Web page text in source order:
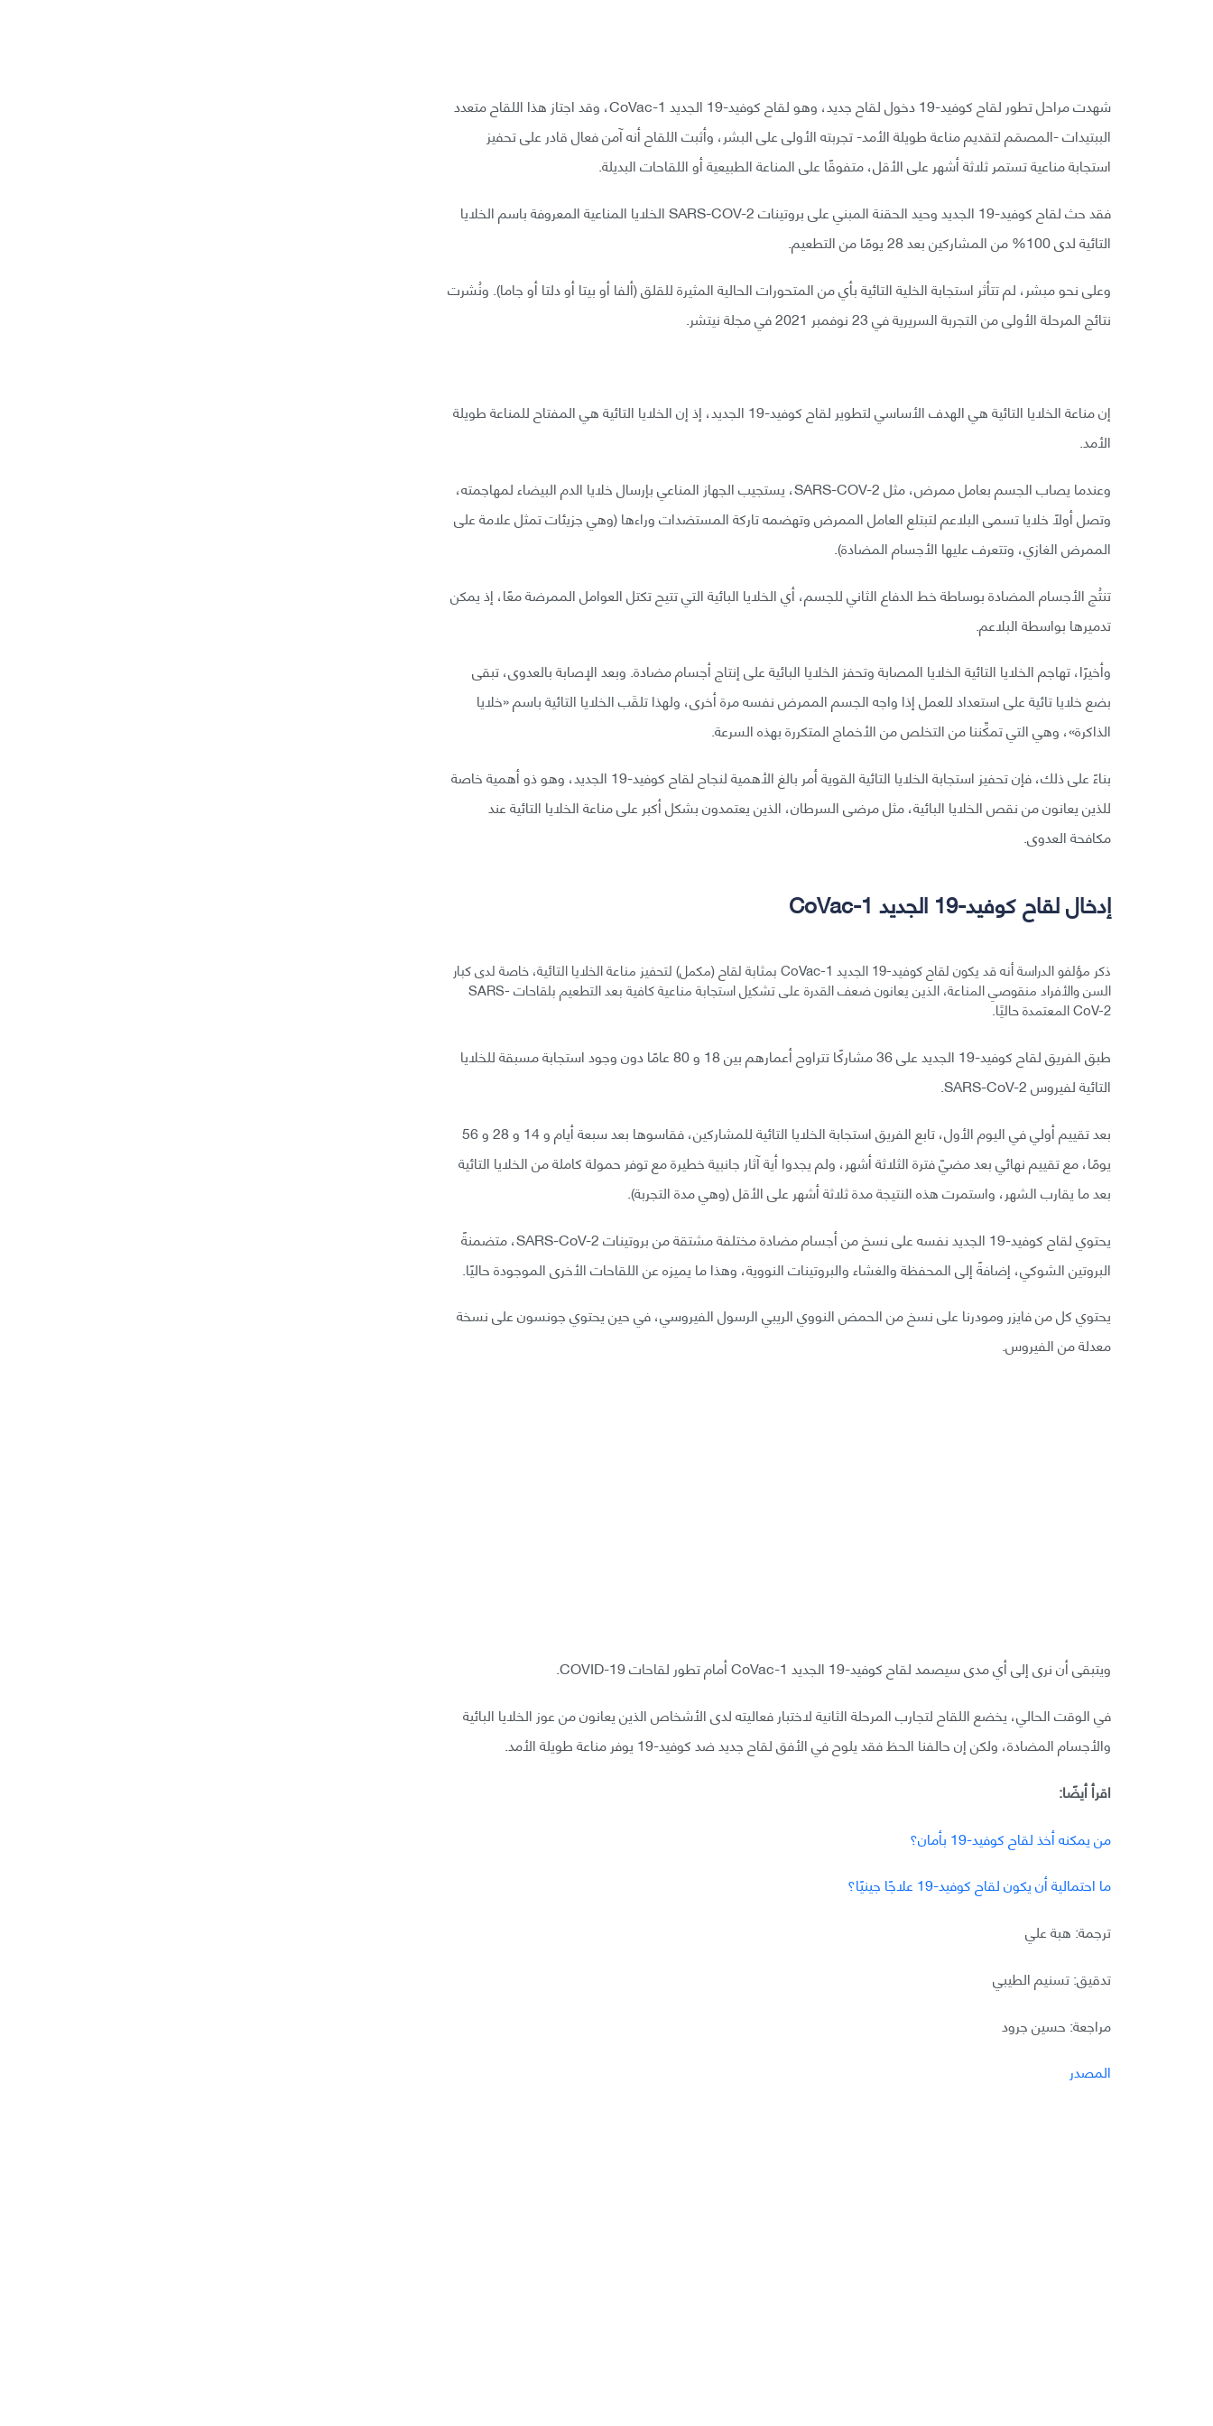
شهدت مراحل تطور لقاح كوفيد-19 دخول لقاح جديد، وهو لقاح كوفيد-19 الجديد CoVac-1، وقد اجتاز هذا اللقاح متعدد
الببتيدات -المصمَم لتقديم مناعة طويلة الأمد- تجربته الأولى على البشر، وأثبت اللقاح أنه آمن فعال قادر على تحفيز
استجابة مناعية تستمر ثلاثة أشهر على الأقل، متفوقًا على المناعة الطبيعية أو اللقاحات البديلة.
فقد حث لقاح كوفيد-19 الجديد وحيد الحقنة المبني على بروتينات SARS-COV-2 الخلايا المناعية المعروفة باسم الخلايا
التائية لدى 100% من المشاركين بعد 28 يومًا من التطعيم.
وعلى نحو مبشر، لم تتأثر استجابة الخلية التائية بأي من المتحورات الحالية المثيرة للقلق (ألفا أو بيتا أو دلتا أو جاما). ونُشرت
نتائج المرحلة الأولى من التجربة السريرية في 23 نوفمبر 2021 في مجلة نيتشر.
إن مناعة الخلايا التائية هي الهدف الأساسي لتطوير لقاح كوفيد-19 الجديد، إذ إن الخلايا التائية هي المفتاح للمناعة طويلة
الأمد.
وعندما يصاب الجسم بعامل ممرض، مثل SARS-COV-2، يستجيب الجهاز المناعي بإرسال خلايا الدم البيضاء لمهاجمته،
وتصل أولًا خلايا تسمى البلاعم لتبتلع العامل الممرض وتهضمه تاركة المستضدات وراءها (وهي جزيئات تمثل علامة على
الممرض الغازي، وتتعرف عليها الأجسام المضادة).
تنتُج الأجسام المضادة بوساطة خط الدفاع الثاني للجسم، أي الخلايا البائية التي تتيح تكتل العوامل الممرضة معًا، إذ يمكن
تدميرها بواسطة البلاعم.
وأخيرًا، تهاجم الخلايا التائية الخلايا المصابة وتحفز الخلايا البائية على إنتاج أجسام مضادة. وبعد الإصابة بالعدوى، تبقى
بضع خلايا تائية على استعداد للعمل إذا واجه الجسم الممرض نفسه مرة أخرى، ولهذا تلقَب الخلايا التائية باسم «خلايا
الذاكرة»، وهي التي تمكِّننا من التخلص من الأخماج المتكررة بهذه السرعة.
بناءً على ذلك، فإن تحفيز استجابة الخلايا التائية القوية أمر بالغ الأهمية لنجاح لقاح كوفيد-19 الجديد، وهو ذو أهمية خاصة
للذين يعانون من نقص الخلايا البائية، مثل مرضى السرطان، الذين يعتمدون بشكل أكبر على مناعة الخلايا التائية عند
مكافحة العدوى.
إدخال لقاح كوفيد-19 الجديد CoVac-1
ذكر مؤلفو الدراسة أنه قد يكون لقاح كوفيد-19 الجديد CoVac-1 بمثابة لقاح (مكمل) لتحفيز مناعة الخلايا التائية، خاصة لدى كبار
السن والأفراد منقوصي المناعة، الذين يعانون ضعف القدرة على تشكيل استجابة مناعية كافية بعد التطعيم بلقاحات SARS-
CoV-2 المعتمدة حاليًا.
طبق الفريق لقاح كوفيد-19 الجديد على 36 مشاركًا تتراوح أعمارهم بين 18 و 80 عامًا دون وجود استجابة مسبقة للخلايا
التائية لفيروس SARS-CoV-2.
بعد تقييم أولي في اليوم الأول، تابع الفريق استجابة الخلايا التائية للمشاركين، فقاسوها بعد سبعة أيام و 14 و 28 و 56
يومًا، مع تقييم نهائي بعد مضيّ فترة الثلاثة أشهر، ولم يجدوا أية آثار جانبية خطيرة مع توفر حمولة كاملة من الخلايا التائية
بعد ما يقارب الشهر، واستمرت هذه النتيجة مدة ثلاثة أشهر على الأقل (وهي مدة التجربة).
يحتوي لقاح كوفيد-19 الجديد نفسه على نسخ من أجسام مضادة مختلفة مشتقة من بروتينات SARS-CoV-2، متضمنةً
البروتين الشوكي، إضافةً إلى المحفظة والغشاء والبروتينات النووية، وهذا ما يميزه عن اللقاحات الأخرى الموجودة حاليًا.
يحتوي كل من فايزر ومودرنا على نسخ من الحمض النووي الريبي الرسول الفيروسي، في حين يحتوي جونسون على نسخة
معدلة من الفيروس.
ويتبقى أن نرى إلى أي مدى سيصمد لقاح كوفيد-19 الجديد CoVac-1 أمام تطور لقاحات COVID-19.
في الوقت الحالي، يخضع اللقاح لتجارب المرحلة الثانية لاختبار فعاليته لدى الأشخاص الذين يعانون من عوز الخلايا البائية
والأجسام المضادة، ولكن إن حالفنا الحظ فقد يلوح في الأفق لقاح جديد ضد كوفيد-19 يوفر مناعة طويلة الأمد.
اقرأ أيضًا:
من يمكنه أخذ لقاح كوفيد-19 بأمان؟
ما احتمالية أن يكون لقاح كوفيد-19 علاجًا جينيًا؟
ترجمة: هبة علي
تدقيق: تسنيم الطيبي
مراجعة: حسين جرود
المصدر